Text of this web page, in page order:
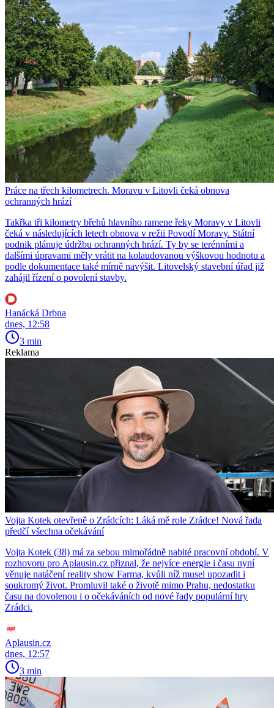
Práce na třech kilometrech. Moravu v Litovli čeká obnova
ochranných hrází
Takřka tři kilometry břehů hlavního ramene řeky Moravy v Litovli
čeká v následujících letech obnova v režii Povodí Moravy. Státní
podnik plánuje údržbu ochranných hrází. Ty by se terénními a
dalšími úpravami měly vrátit na kolaudovanou výškovou hodnotu a
podle dokumentace také mírně navýšit. Litovelský stavební úřad již
zahájil řízení o povolení stavby.
Hanácká Drbna
dnes, 12:58
3 min
Reklama
Vojta Kotek otevřeně o Zrádcích: Láká mě role Zrádce! Nová řada
předčí všechna očekávání
Vojta Kotek (38) má za sebou mimořádně nabité pracovní období. V
rozhovoru pro Aplausin.cz přiznal, že nejvíce energie i času nyní
věnuje natáčení reality show Farma, kvůli níž musel upozadit i
soukromý život. Promluvil také o životě mimo Prahu, nedostatku
času na dovolenou i o očekáváních od nové řady populární hry
Zrádci.
Aplausin.cz
dnes, 12:57
3 min